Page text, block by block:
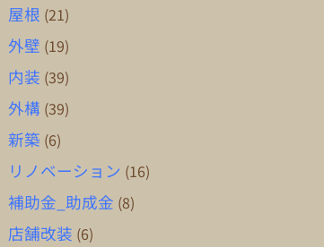
屋根 (21)
外壁 (19)
内装 (39)
外構 (39)
新築 (6)
リノベーション (16)
補助金_助成金 (8)
店舗改装 (6)